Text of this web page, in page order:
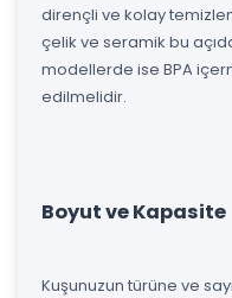
dirençli ve kolay
çelik ve seramik bu
modellerde ise BPA
edilmelidir.
Boyut ve Kapasite
Kuşunuzun türüne ve